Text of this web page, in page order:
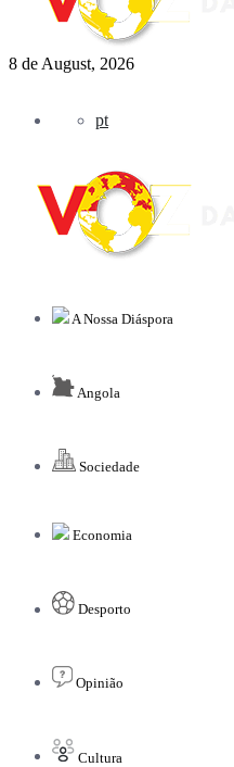
8 de August, 2026
pt
A Nossa Diáspora
Angola
Sociedade
Economia
Desporto
Opinião
Cultura